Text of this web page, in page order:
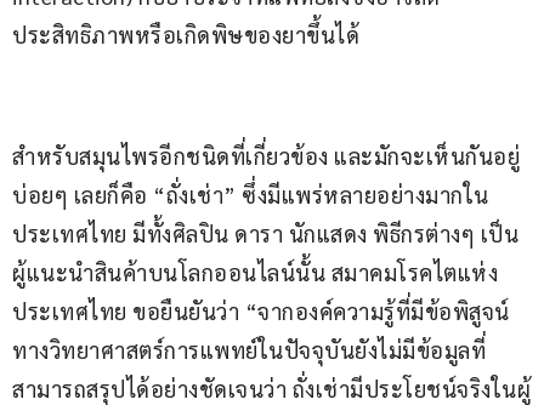
ประสิทธิภาพหรือเกิดพิษของยาขึ้นได้
สำหรับสมุนไพรอีกชนิดที่เกี่ยวข้อง และมักจะเห็นกันอยู่
บ่อยๆ เลยก็คือ “ถั่งเช่า” ซึ่งมีแพร่หลายอย่างมากใน
ประเทศไทย มีทั้งศิลปิน ดารา นักแสดง พิธีกรต่างๆ เป็น
ผู้แนะนำสินค้าบนโลกออนไลน์นั้น สมาคมโรคไตแห่ง
ประเทศไทย ขอยืนยันว่า “จากองค์ความรู้ที่มีข้อพิสูจน์
ทางวิทยาศาสตร์การแพทย์ในปัจจุบันยังไม่มีข้อมูลที่
สามารถสรุปได้อย่างชัดเจนว่า ถั่งเช่ามีประโยชน์จริงในผู้